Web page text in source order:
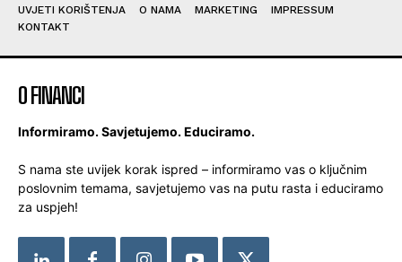
UVJETI KORIŠTENJA O NAMA MARKETING
IMPRESSUM
KONTAKT
O FINANCI
Informiramo. Savjetujemo. Educiramo.
S nama ste uvijek korak ispred – informiramo vas o ključnim
poslovnim temama, savjetujemo vas na putu rasta i educiramo
za uspjeh!